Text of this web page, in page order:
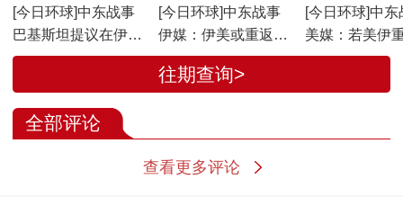
[今日环球]中东战事
巴基斯坦提议在伊斯
兰堡举行美伊第二轮
[今日环球]中东战事
伊媒：伊美或重返伊
斯兰堡继续谈判
[今日环球]中东
美媒：若美伊
判桌 万斯将再
往期查询>
全部评论
查看更多评论